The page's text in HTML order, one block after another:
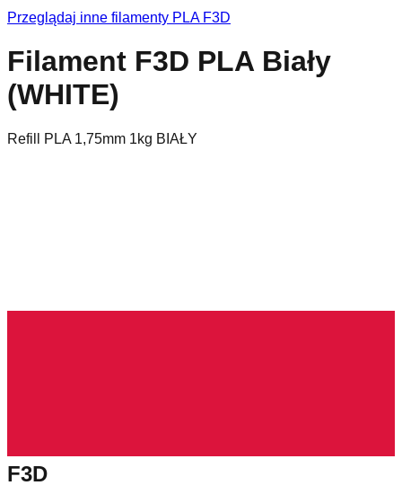
Przeglądaj inne filamenty PLA F3D
Filament F3D PLA Biały
(WHITE)
Refill PLA 1,75mm 1kg BIAŁY
F3D